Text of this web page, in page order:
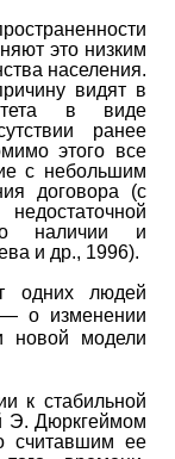
это низким
населения.
видят в
в виде
ранее
этого все
с небольшим
договора (с
о наличии и
и др., 1996).
одних людей
— о изменении
новой модели
к стабильной
Э. Дюркгеймом
считавшим ее